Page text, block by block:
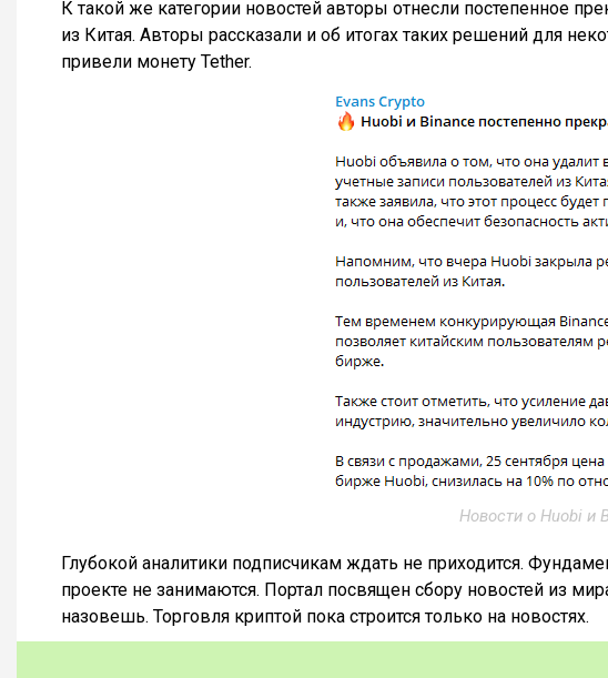
К такой же категории новостей авторы отнесли постепенное
из Китая. Авторы рассказали и об итогах таких решений для
привели монету Tether.
Новости о Huobi и
Глубокой аналитики подписчикам ждать не приходится.
проекте не занимаются. Портал посвящен сбору новостей из
назовешь. Торговля криптой пока строится только на новостях.